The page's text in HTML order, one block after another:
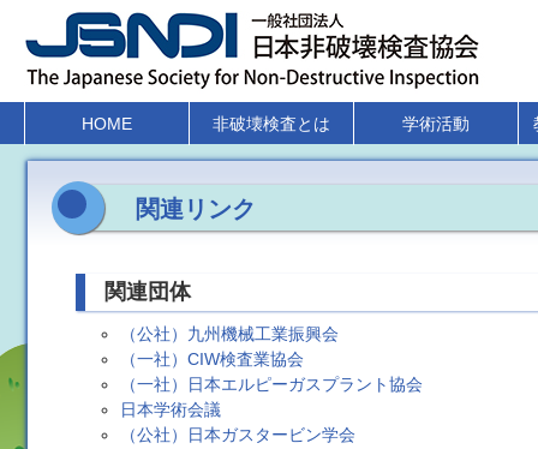
HOME 非破壊検査とは 学術活動
関連リンク
関連団体
（公社）九州機械工業振興会
（一社）CIW検査業協会
（一社）日本エルピーガスプラント協会
日本学術会議
（公社）日本ガスタービン学会